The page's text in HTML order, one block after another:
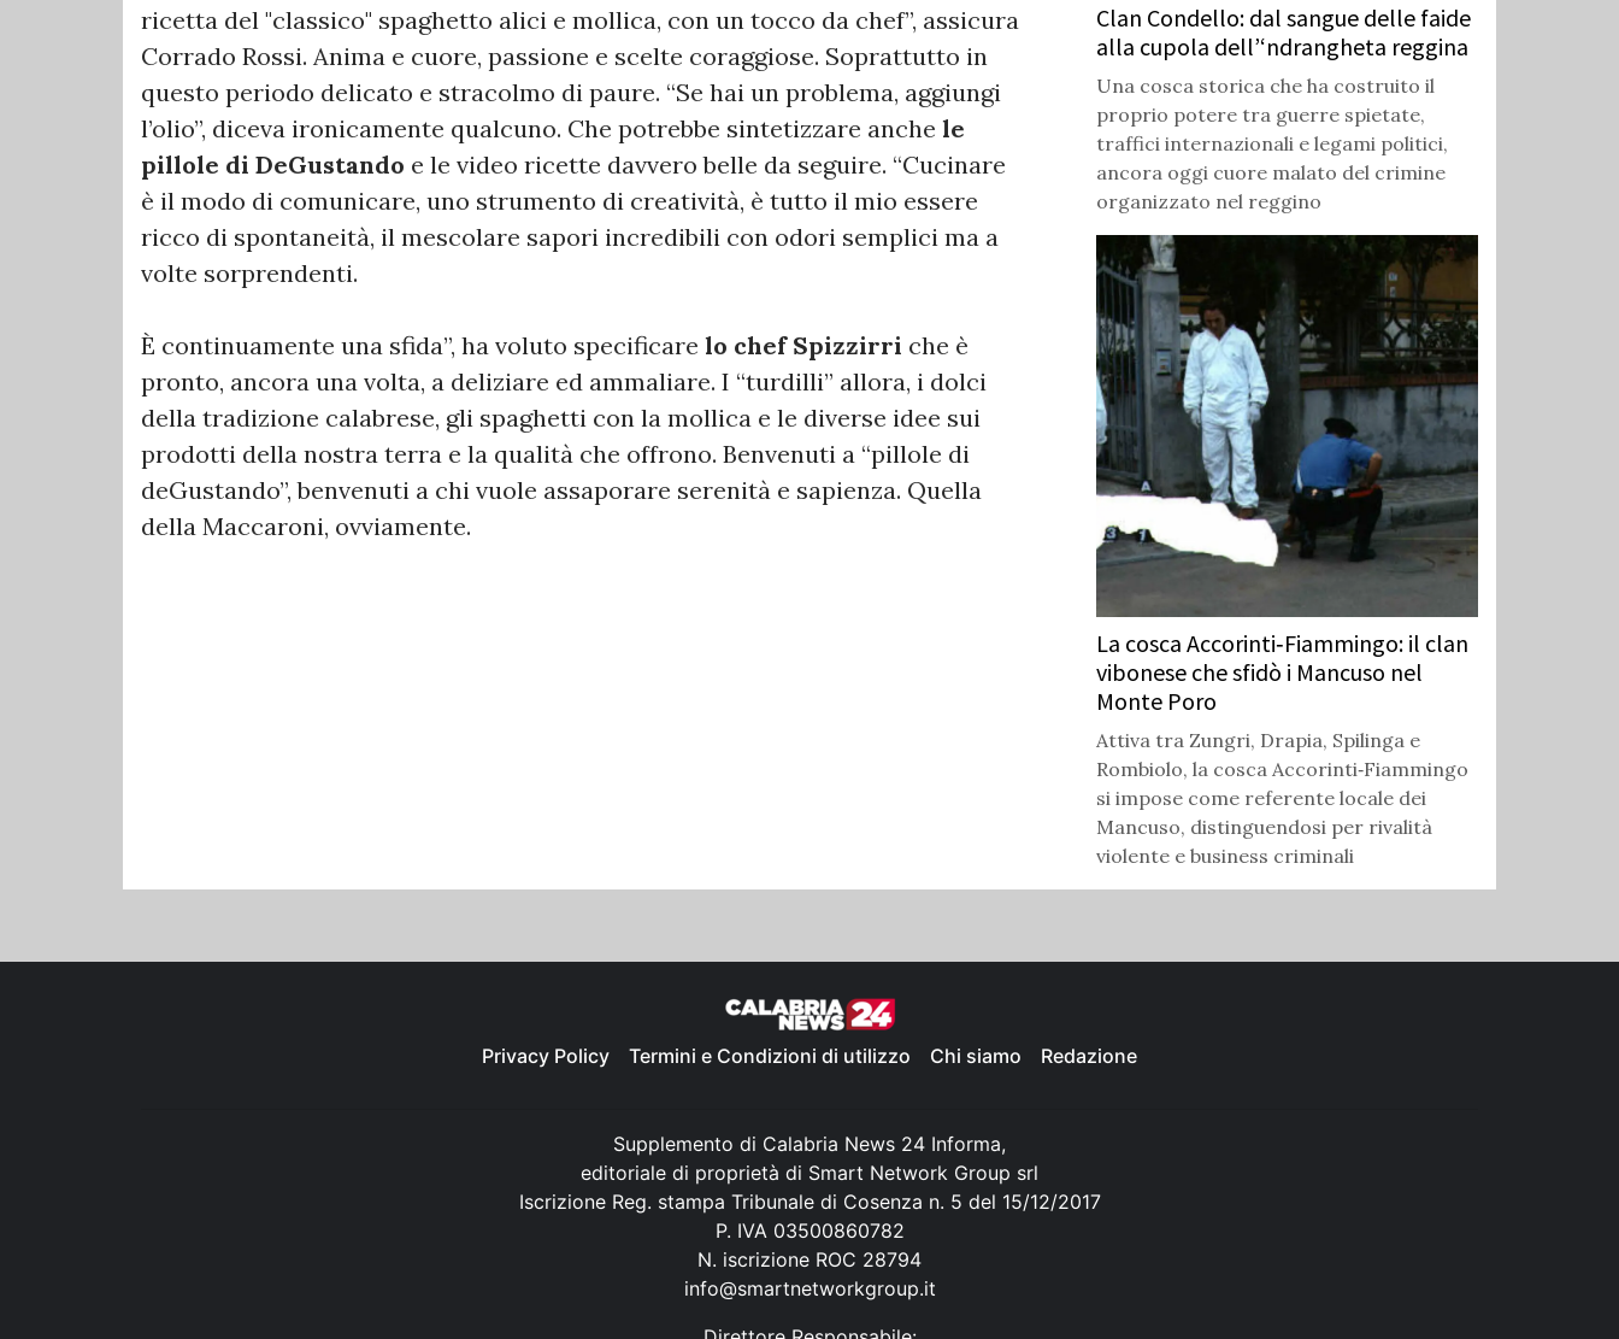
ricetta del "classico" spaghetto alici e mollica, con un tocco da chef”, assicura
Corrado Rossi. Anima e cuore, passione e scelte coraggiose. Soprattutto in
questo periodo delicato e stracolmo di paure. “Se hai un problema, aggiungi
l’olio”, diceva ironicamente qualcuno. Che potrebbe sintetizzare anche le
pillole di DeGustando e le video ricette davvero belle da seguire. “Cucinare
è il modo di comunicare, uno strumento di creatività, è tutto il mio essere
ricco di spontaneità, il mescolare sapori incredibili con odori semplici ma a
volte sorprendenti.
È continuamente una sfida”, ha voluto specificare lo chef Spizzirri che è
pronto, ancora una volta, a deliziare ed ammaliare. I “turdilli” allora, i dolci
della tradizione calabrese, gli spaghetti con la mollica e le diverse idee sui
prodotti della nostra terra e la qualità che offrono. Benvenuti a “pillole di
deGustando”, benvenuti a chi vuole assaporare serenità e sapienza. Quella
della Maccaroni, ovviamente.
Clan Condello: dal sangue delle faide
alla cupola dell’‘ndrangheta reggina
Una cosca storica che ha costruito il
proprio potere tra guerre spietate,
traffici internazionali e legami politici,
ancora oggi cuore malato del crimine
organizzato nel reggino
La cosca Accorinti‑Fiammingo: il clan
vibonese che sfidò i Mancuso nel
Monte Poro
Attiva tra Zungri, Drapia, Spilinga e
Rombiolo, la cosca Accorinti‑Fiammingo
si impose come referente locale dei
Mancuso, distinguendosi per rivalità
violente e business criminali
Privacy Policy Termini e Condizioni di utilizzo Chi siamo Redazione
Supplemento di Calabria News 24 Informa,
editoriale di proprietà di Smart Network Group srl
Iscrizione Reg. stampa Tribunale di Cosenza n. 5 del 15/12/2017
P. IVA 03500860782
N. iscrizione ROC 28794
info@smartnetworkgroup.it